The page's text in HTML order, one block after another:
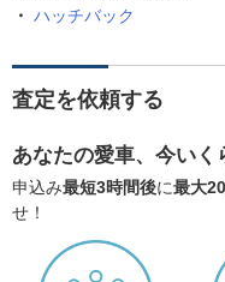
ハッチバック
査定を依頼する
あなたの愛車、今いく
申込み最短3時間後に最大
せ！